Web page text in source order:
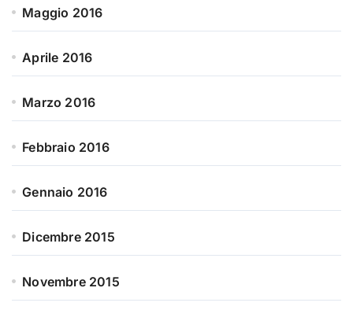
Maggio 2016
Aprile 2016
Marzo 2016
Febbraio 2016
Gennaio 2016
Dicembre 2015
Novembre 2015